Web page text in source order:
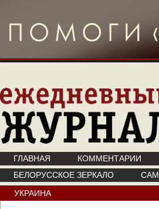
ГЛАВНАЯ КОММЕНТАРИИ
БЕЛОРУССКОЕ ЗЕРКАЛО
УКРАИНА